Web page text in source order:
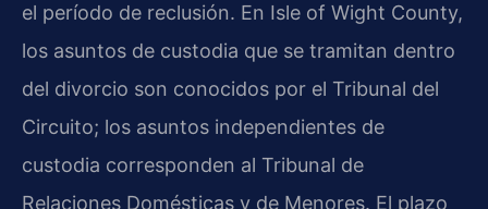
el período de reclusión. En Isle of Wight County,
los asuntos de custodia que se tramitan dentro
del divorcio son conocidos por el Tribunal del
Circuito; los asuntos independientes de
custodia corresponden al Tribunal de
Relaciones Domésticas y de Menores. El plazo